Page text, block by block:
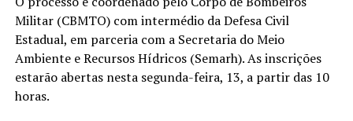
Militar (CBMTO) com intermédio da Defesa Civil
Estadual, em parceria com a Secretaria do Meio
Ambiente e Recursos Hídricos (Semarh). As inscrições
estarão abertas nesta segunda-feira, 13, a partir das 10
horas.